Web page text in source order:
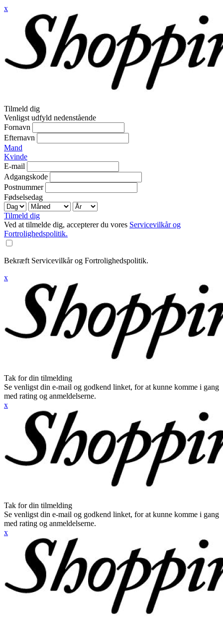
x
Tilmeld dig
Venligst udfyld nedenstående
Fornavn
Efternavn
Mand
Kvinde
E-mail
Adgangskode
Postnummer
Fødselsedag
Tilmeld dig
Ved at tilmelde dig, accepterer du vores Servicevilkår og
Fortrolighedspolitik.
Bekræft Servicevilkår og Fortrolighedspolitik.
x
Tak for din tilmelding
Se venligst din e-mail og godkend linket, for at kunne komme i gang
med rating og anmeldelserne.
x
Tak for din tilmelding
Se venligst din e-mail og godkend linket, for at kunne komme i gang
med rating og anmeldelserne.
x